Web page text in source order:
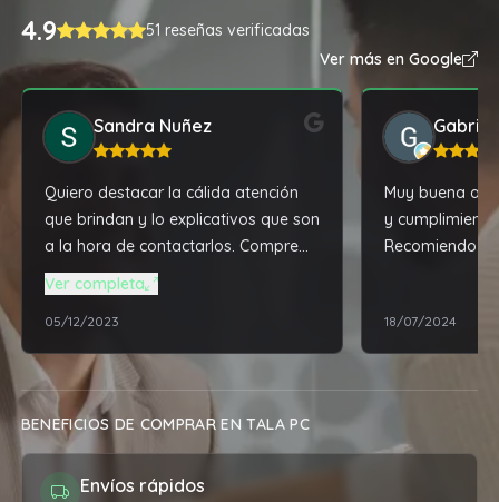
4.9
51 reseñas verificadas
Ver más en Google
Sandra Nuñez
Quiero destacar la cálida atención
que brindan y lo explicativos que son
a la hora de contactarlos. Compre
una notebook Asus, que resulto
tremenda máquina, más de lo que
esperaba. Una vez realizado el
depósito ya me dijeron que día iba a
estar la compra en la agencia para
retirar y no hubo ningún
inconveniente, todo fue acorde a
como me lo dijeron. Estoy muy
contenta con la compra y con la
Ver completa
05/12/2023
Gabriel
Muy buena
y
Recomiendo
18/07/2024
BENEFICIOS DE COMPRAR EN TALA PC
Envíos rápidos